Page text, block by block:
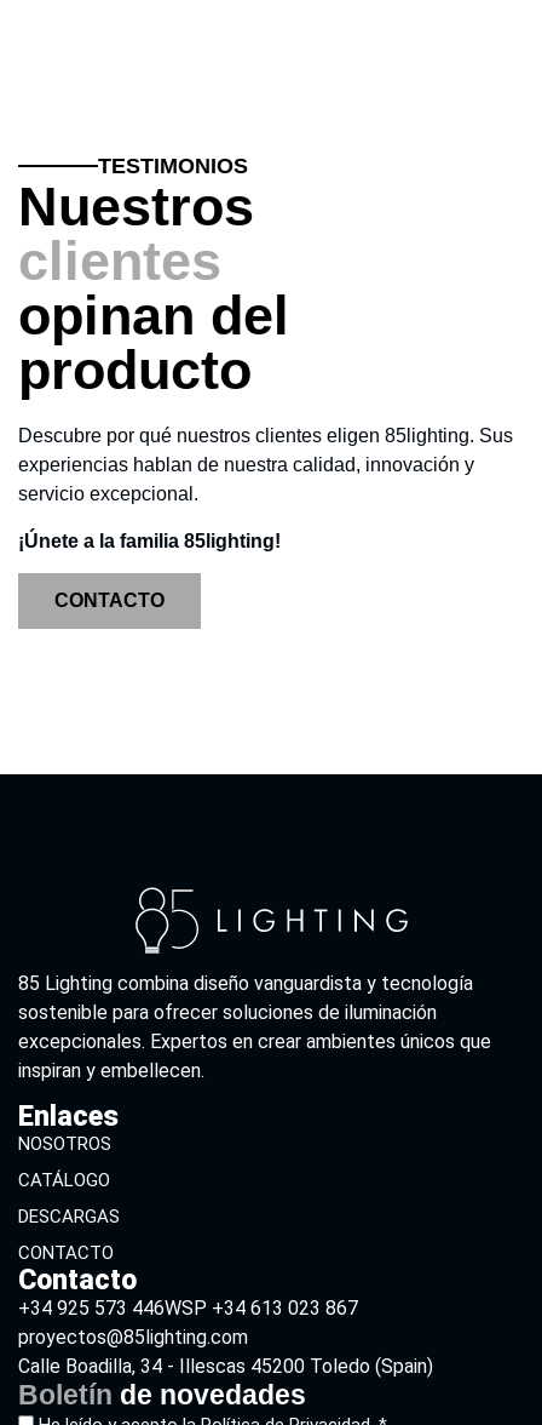
TESTIMONIOS
Nuestros
clientes
opinan del
producto
Descubre por qué nuestros clientes eligen 85lighting. Sus
experiencias hablan de nuestra calidad, innovación y
servicio excepcional.
¡Únete a la familia 85lighting!
CONTACTO
85 Lighting combina diseño vanguardista y tecnología
sostenible para ofrecer soluciones de iluminación
excepcionales. Expertos en crear ambientes únicos que
inspiran y embellecen.
Enlaces
NOSOTROS
CATÁLOGO
DESCARGAS
CONTACTO
Contacto
+34 925 573 446WSP +34 613 023 867
proyectos@85lighting.com
Calle Boadilla, 34 - Illescas 45200 Toledo (Spain)
Boletín de novedades